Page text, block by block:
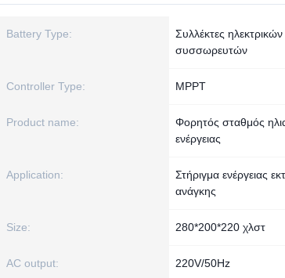
Battery Type:
Συλλέκτες ηλεκτρικών
συσσωρευτών
Controller Type: MPPT
Product name:
Φορητός σταθμός
ενέργειας
Application:
Στήριγμα ενέργειας
ανάγκης
Size: 280*200*220 χλστ
AC output: 220V/50Hz